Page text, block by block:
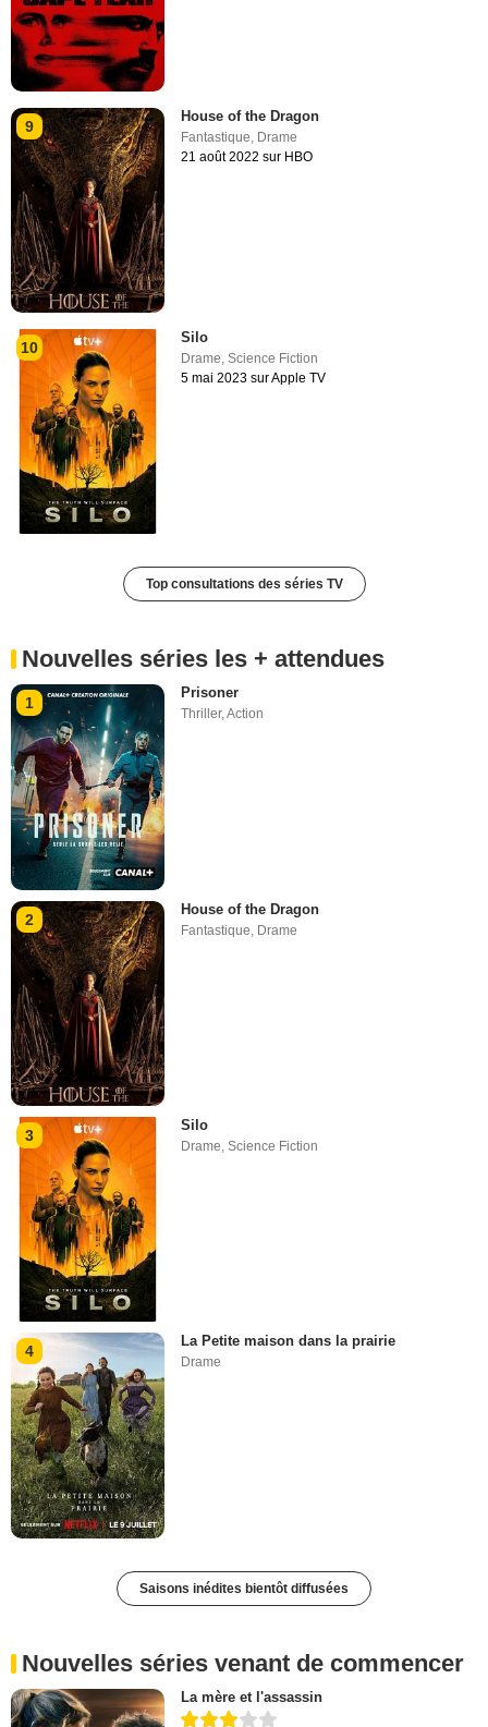
9
House of the Dragon
Fantastique Drame
21 août 2022 sur HBO
10
Silo
Drame,Science Fiction
5 mai 2023 sur Apple TV
Top consultations des séries TV
Nouvelles séries les + attendues
1
Prisoner
Thriller,Action
2
House of the Dragon
Fantastique Drame
3
Silo
Drame,Science Fiction
4
La Petite maison dans la prairie
Drame
Saisons inédites bientôt diffusées
Nouvelles séries venant de commencer
La mère et l'assassin